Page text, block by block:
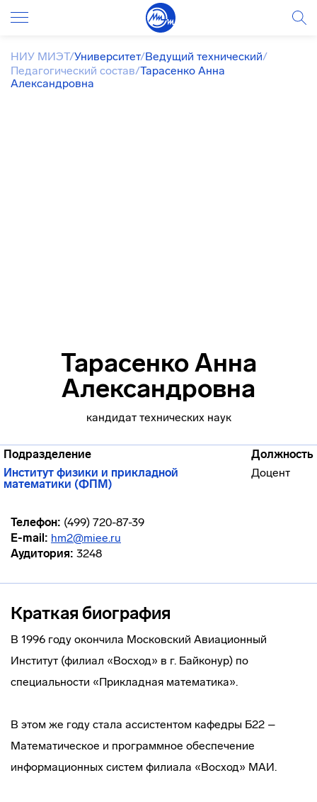
НИУ МИЭТ/Университет/Ведущий технический/
Педагогический состав/Тарасенко Анна
Александровна
Тарасенко Анна
Александровна
кандидат технических наук
Подразделение
Должность
Институт физики и прикладной
математики (ФПМ)
Доцент
Телефон: (499) 720-87-39
E-mail: hm2@miee.ru
Аудитория: 3248
Краткая биография
В 1996 году окончила Московский Авиационный
Институт (филиал «Восход» в г. Байконур) по
специальности «Прикладная математика».
В этом же году стала ассистентом кафедры Б22 –
Математическое и программное обеспечение
информационных систем филиала «Восход» МАИ.